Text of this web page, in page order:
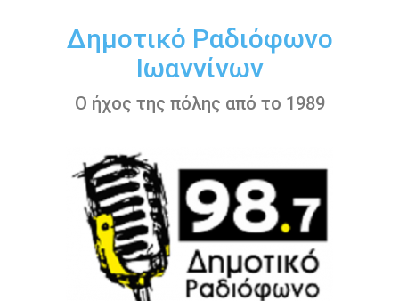
περιεχόμενοΔημοτικό Ραδιόφωνο
Ιωαννίνων
Ο ήχος της πόλης από το 1989